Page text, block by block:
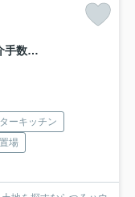
横浜市港北区新吉田町 新築戸建て【仲介手数料無料】
ーキッチン
場